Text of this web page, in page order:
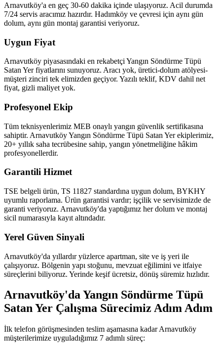
Arnavutköy'a en geç 30-60 dakika içinde ulaşıyoruz. Acil durumda
7/24 servis aracımız hazırdır. Hadımköy ve çevresi için aynı gün
dolum, aynı gün montaj garantisi veriyoruz.
Uygun Fiyat
Arnavutköy piyasasındaki en rekabetçi Yangın Söndürme Tüpü
Satan Yer fiyatlarını sunuyoruz. Aracı yok, üretici-dolum atölyesi-
müşteri zinciri tek elimizden geçiyor. Yazılı teklif, KDV dahil net
fiyat, gizli maliyet yok.
Profesyonel Ekip
Tüm teknisyenlerimiz MEB onaylı yangın güvenlik sertifikasına
sahiptir. Arnavutköy Yangın Söndürme Tüpü Satan Yer ekiplerimiz,
20+ yıllık saha tecrübesine sahip, yangın yönetmeliğine hâkim
profesyonellerdir.
Garantili Hizmet
TSE belgeli ürün, TS 11827 standardına uygun dolum, BYKHY
uyumlu raporlama. Ürün garantisi vardır; işçilik ve servisimizde de
garanti veriyoruz. Arnavutköy'da yaptığımız her dolum ve montaj
sicil numarasıyla kayıt altındadır.
Yerel Güven Sinyali
Arnavutköy'da yıllardır yüzlerce apartman, site ve iş yeri ile
çalışıyoruz. Bölgenin yapı stoğunu, mevzuat eğilimini ve itfaiye
süreçlerini biliyoruz. Yerinde keşif ücretsiz, dönüş süremiz hızlıdır.
Arnavutköy'da Yangın Söndürme Tüpü
Satan Yer Çalışma Sürecimiz Adım Adım
İlk telefon görüşmesinden teslim aşamasına kadar Arnavutköy
müşterilerimize uyguladığımız 7 adımlı süreç: